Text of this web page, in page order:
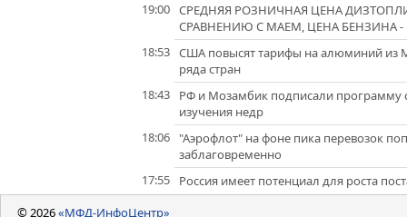
19:00 СРЕДНЯЯ РОЗНИЧНАЯ ЦЕНА
СРАВНЕНИЮ С МАЕМ, ЦЕНА БЕНЗИНА -
18:53 США повысят тарифы на алюминий из
ряда стран
18:43
РФ и Мозамбик подписали программу
изучения недр
18:06
"Аэрофлот" на фоне пика перевозок
заблаговременно
17:55
Россия имеет потенциал для роста
© 2026«МФД-ИнфоЦентр»